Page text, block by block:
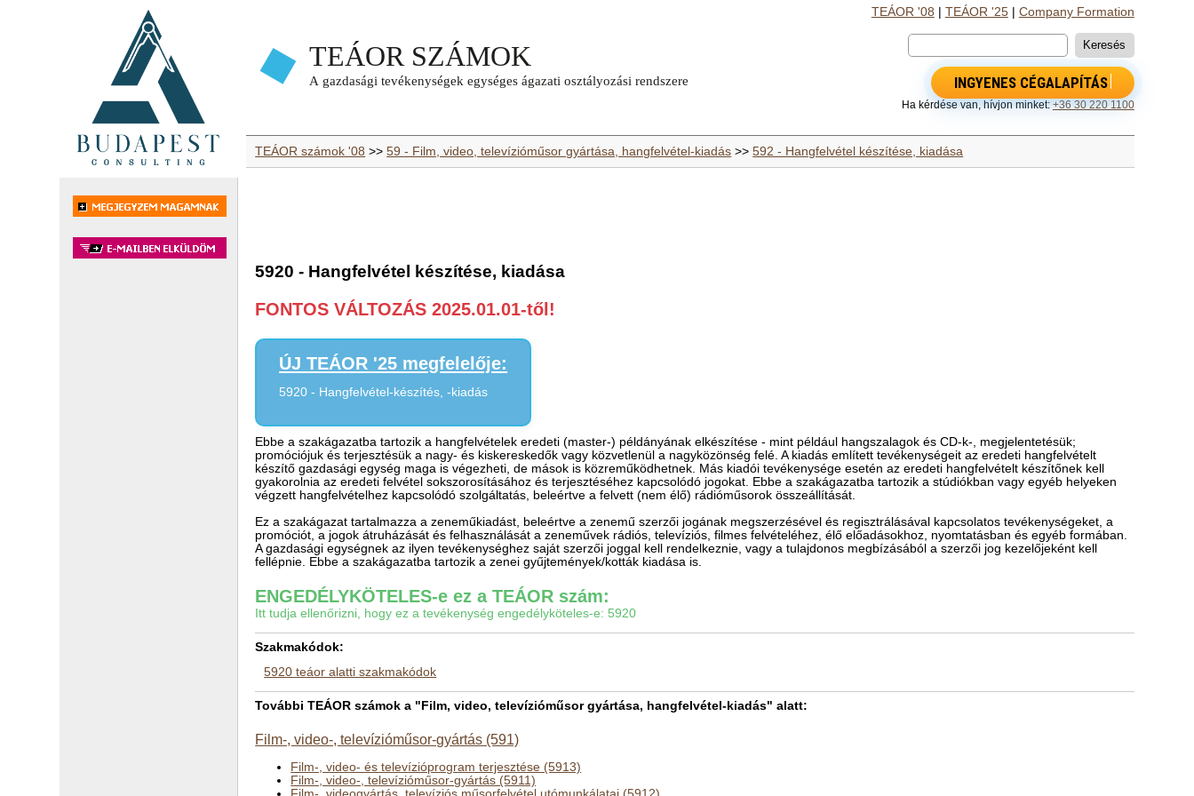
TEÁOR '08 TEÁOR '25| Company Formation
INGYENES CÉGALAPÍTÁS
Ha kérdése van, hívjon minket: +36 30 220 1100
TEÁOR számok '08 >>59 - Film, video, televízióműsor gyártása, hangfelvétel-kiadás >>592 - Hangfelvétel készítése, kiadása
5920 - Hangfelvétel készítése, kiadása
FONTOS VÁLTOZÁS 2025.01.01-től!
ÚJ TEÁOR '25 megfelelője:
5920 - Hangfelvétel-készítés, -kiadás
Ebbe a szakágazatba tartozik a hangfelvételek eredeti (master-) példányának elkészítése - mint például hangszalagok és CD-k-, megjelentetésük;
promóciójuk és terjesztésük a nagy- és kiskereskedők vagy közvetlenül a nagyközönség felé. A kiadás említett tevékenységeit az eredeti hangfelvételt
készítő gazdasági egység maga is végezheti, de mások is közreműködhetnek. Más kiadói tevékenysége esetén az eredeti hangfelvételt készítőnek kell
gyakorolnia az eredeti felvétel sokszorosításához és terjesztéséhez kapcsolódó jogokat. Ebbe a szakágazatba tartozik a stúdiókban vagy egyéb helyeken
végzett hangfelvételhez kapcsolódó szolgáltatás, beleértve a felvett (nem élő) rádióműsorok összeállítását.
Ez a szakágazat tartalmazza a zeneműkiadást, beleértve a zenemű szerzői jogának megszerzésével és regisztrálásával kapcsolatos tevékenységeket, a
promóciót, a jogok átruházását és felhasználását a zeneművek rádiós, televíziós, filmes felvételéhez, élő előadásokhoz, nyomtatásban és egyéb formában.
A gazdasági egységnek az ilyen tevékenységhez saját szerzői joggal kell rendelkeznie, vagy a tulajdonos megbízásából a szerzői jog kezelőjeként kell
fellépnie. Ebbe a szakágazatba tartozik a zenei gyűjtemények/kották kiadása is.
ENGEDÉLYKÖTELES-e ez a TEÁOR szám:
Itt tudja ellenőrizni, hogy ez a tevékenység engedélyköteles-e: 5920
Szakmakódok:
5920 teáor alatti szakmakódok
További TEÁOR számok a "Film, video, televízióműsor gyártása, hangfelvétel-kiadás" alatt:
Film-, video-, televízióműsor-gyártás (591)
Film-, video- és televízióprogram terjesztése (5913)
Film-, video-, televízióműsor-gyártás (5911)